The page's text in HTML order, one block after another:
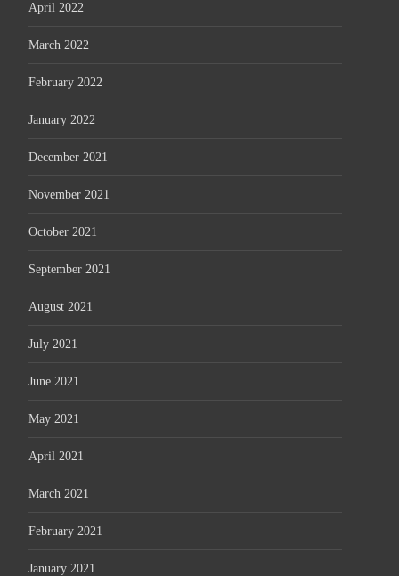
April 2022
March 2022
February 2022
January 2022
December 2021
November 2021
October 2021
September 2021
August 2021
July 2021
June 2021
May 2021
April 2021
March 2021
February 2021
January 2021